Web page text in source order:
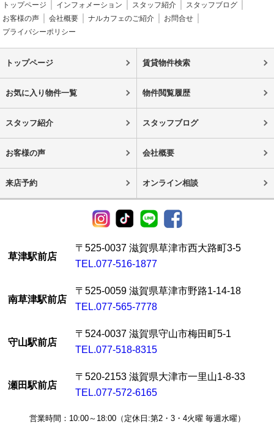
トップページ インフォメーション スタッフ紹介
スタッフブログ
お客様の声
会社概要 ナルカフェのご紹介
お問合せ
プライバシーポリシー
トップページ 賃貸物件検索
お気に入り物件一覧 物件閲覧履歴
スタッフ紹介 スタッフブログ
お客様の声 会社概要
来店予約 オンライン相談
草津駅前店
〒525-0037 滋賀県草津市西大路町3-5
TEL.077-516-1877
南草津駅前店
〒525-0059 滋賀県草津市野路1-14-18
TEL.077-565-7778
守山駅前店
〒524-0037 滋賀県守山市梅田町5-1
TEL.077-518-8315
瀬田駅前店
〒520-2153 滋賀県大津市一里山1-8-33
TEL.077-572-6165
営業時間：10:00～18:00（定休日:第2・3・4火曜 毎週水曜）